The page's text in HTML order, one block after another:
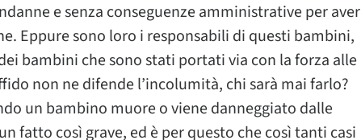
e senza conseguenze amministrative per aver
Eppure sono loro i responsabili di questi bambini,
bambini che sono stati portati via con la forza alle
non ne difende l’incolumità, chi sarà mai farlo?
un bambino muore o viene danneggiato dalle
fatto così grave, ed è per questo che così tanti casi